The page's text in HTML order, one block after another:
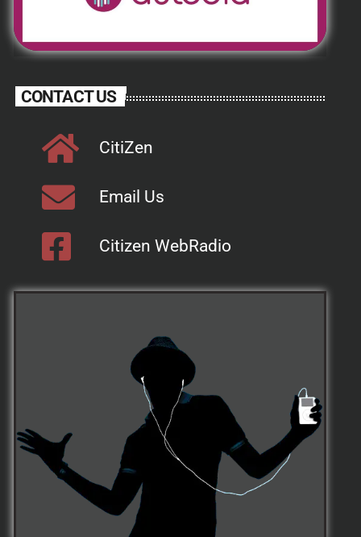
CONTACT US
CitiZen
Email Us
Citizen WebRadio